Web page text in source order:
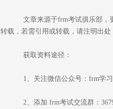
文章来源于frm考试俱乐部，
转载，若需引用或转载，请注明出处
获取资料途径：
1、关注微信公众号：frm学习
2、添加 frm考试交流群：